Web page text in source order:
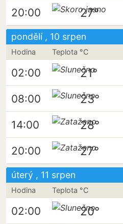
20:00 27°
pondělí , 10 srpen
Hodina Teplota °C
02:00 21°
08:00 23°
14:00 28°
20:00 27°
úterý , 11 srpen
Hodina Teplota °C
02:00 20°